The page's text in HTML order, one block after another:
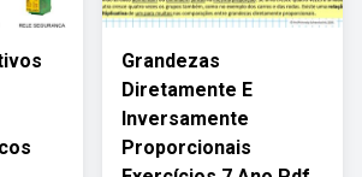
Grandezas
Diretamente E
Inversamente
Proporcionais